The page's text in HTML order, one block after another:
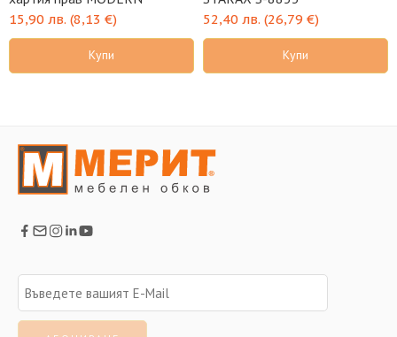
15,90 лв. (8,13 €)
Купи
52,40 лв. (26,79 €)
Купи